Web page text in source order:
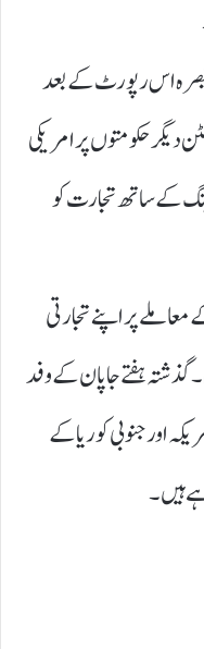
اس رپورٹ کے بعد
دیگر حکومتوں پر امریکی
کے ساتھ تجارت کو
پر اپنے تجارتی
ہفتے جاپان کے وفد
اور جنوبی کوریا کے
ہیں۔